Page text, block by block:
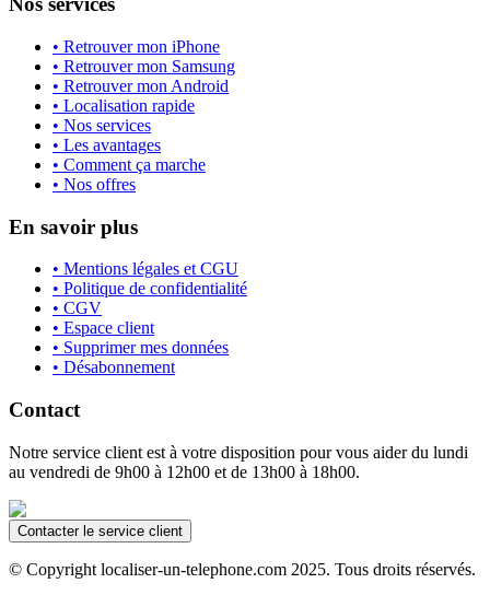
• Retrouver mon iPhone
• Retrouver mon Samsung
• Retrouver mon Android
• Localisation rapide
• Nos services
• Les avantages
• Comment ça marche
• Nos offres
En savoir plus
• Mentions légales et CGU
• Politique de confidentialité
• CGV
• Espace client
• Supprimer mes données
• Désabonnement
Contact
Notre service client est à votre disposition pour vous aider du lundi
au vendredi de 9h00 à 12h00 et de 13h00 à 18h00.
Contacter le service client
© Copyright localiser-un-telephone.com 2025. Tous droits réservés.